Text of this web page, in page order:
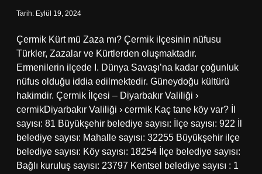
Tarih: Eylül 19, 2024
Çermik Kürt mü Zaza mı? Çermik ilçesinin nüfusu
Türkler, Zazalar ve Kürtlerden oluşmaktadır.
Ermenilerin ilçede I. Dünya Savaşı’na kadar çoğunluk
nüfus olduğu iddia edilmektedir. Güneydoğu kültürü
hakimdir. Çermik İlçesi – Diyarbakır Valiliği ›
cermikDiyarbakır Valiliği › cermik Kaç tane köy var? İl
sayısı: 81 Büyükşehir belediye sayısı: İlçe sayısı: 922 İl
belediye sayısı: Mahalle sayısı: 32255 Büyükşehir ilçe
belediye sayısı: Köy sayısı: 18254 İlçe belediye sayısı:
Bağlı kuruluş sayısı: 23797 Kentsel belediye sayısı : 1